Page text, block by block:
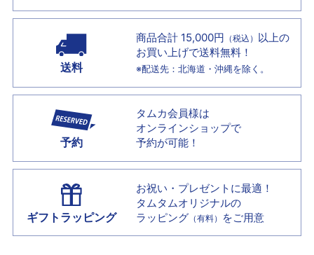
送料
商品合計 15,000円 （税込） 以上の
お買い上げで送料無料！
※配送先：北海道・沖縄を除く。
予約
タムカ会員様は
オンラインショップで
予約が可能！
ギフトラッピング
お祝い・プレゼントに最適！
タムタムオリジナルの
ラッピング （有料） をご用意